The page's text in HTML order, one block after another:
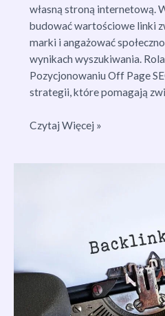
własną stroną internetową.
budować wartościowe linki
marki i angażować
wynikach wyszukiwania.
Pozycjonowaniu Off Page
strategii, które pomagają
Off
Pozycjonowaniu
Czytaj Więcej »